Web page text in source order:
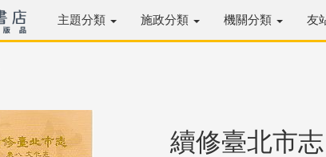
主題分類 施政分類 機關分類 友
續修臺北市